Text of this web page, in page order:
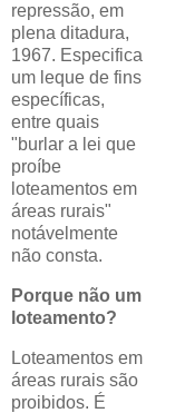
repressão, em
plena ditadura,
1967. Especifica
um leque de fins
específicas,
entre quais
"burlar a lei que
proíbe
loteamentos em
áreas rurais"
notávelmente
não consta.
Porque não um
loteamento?
Loteamentos em
áreas rurais são
proibidos. É